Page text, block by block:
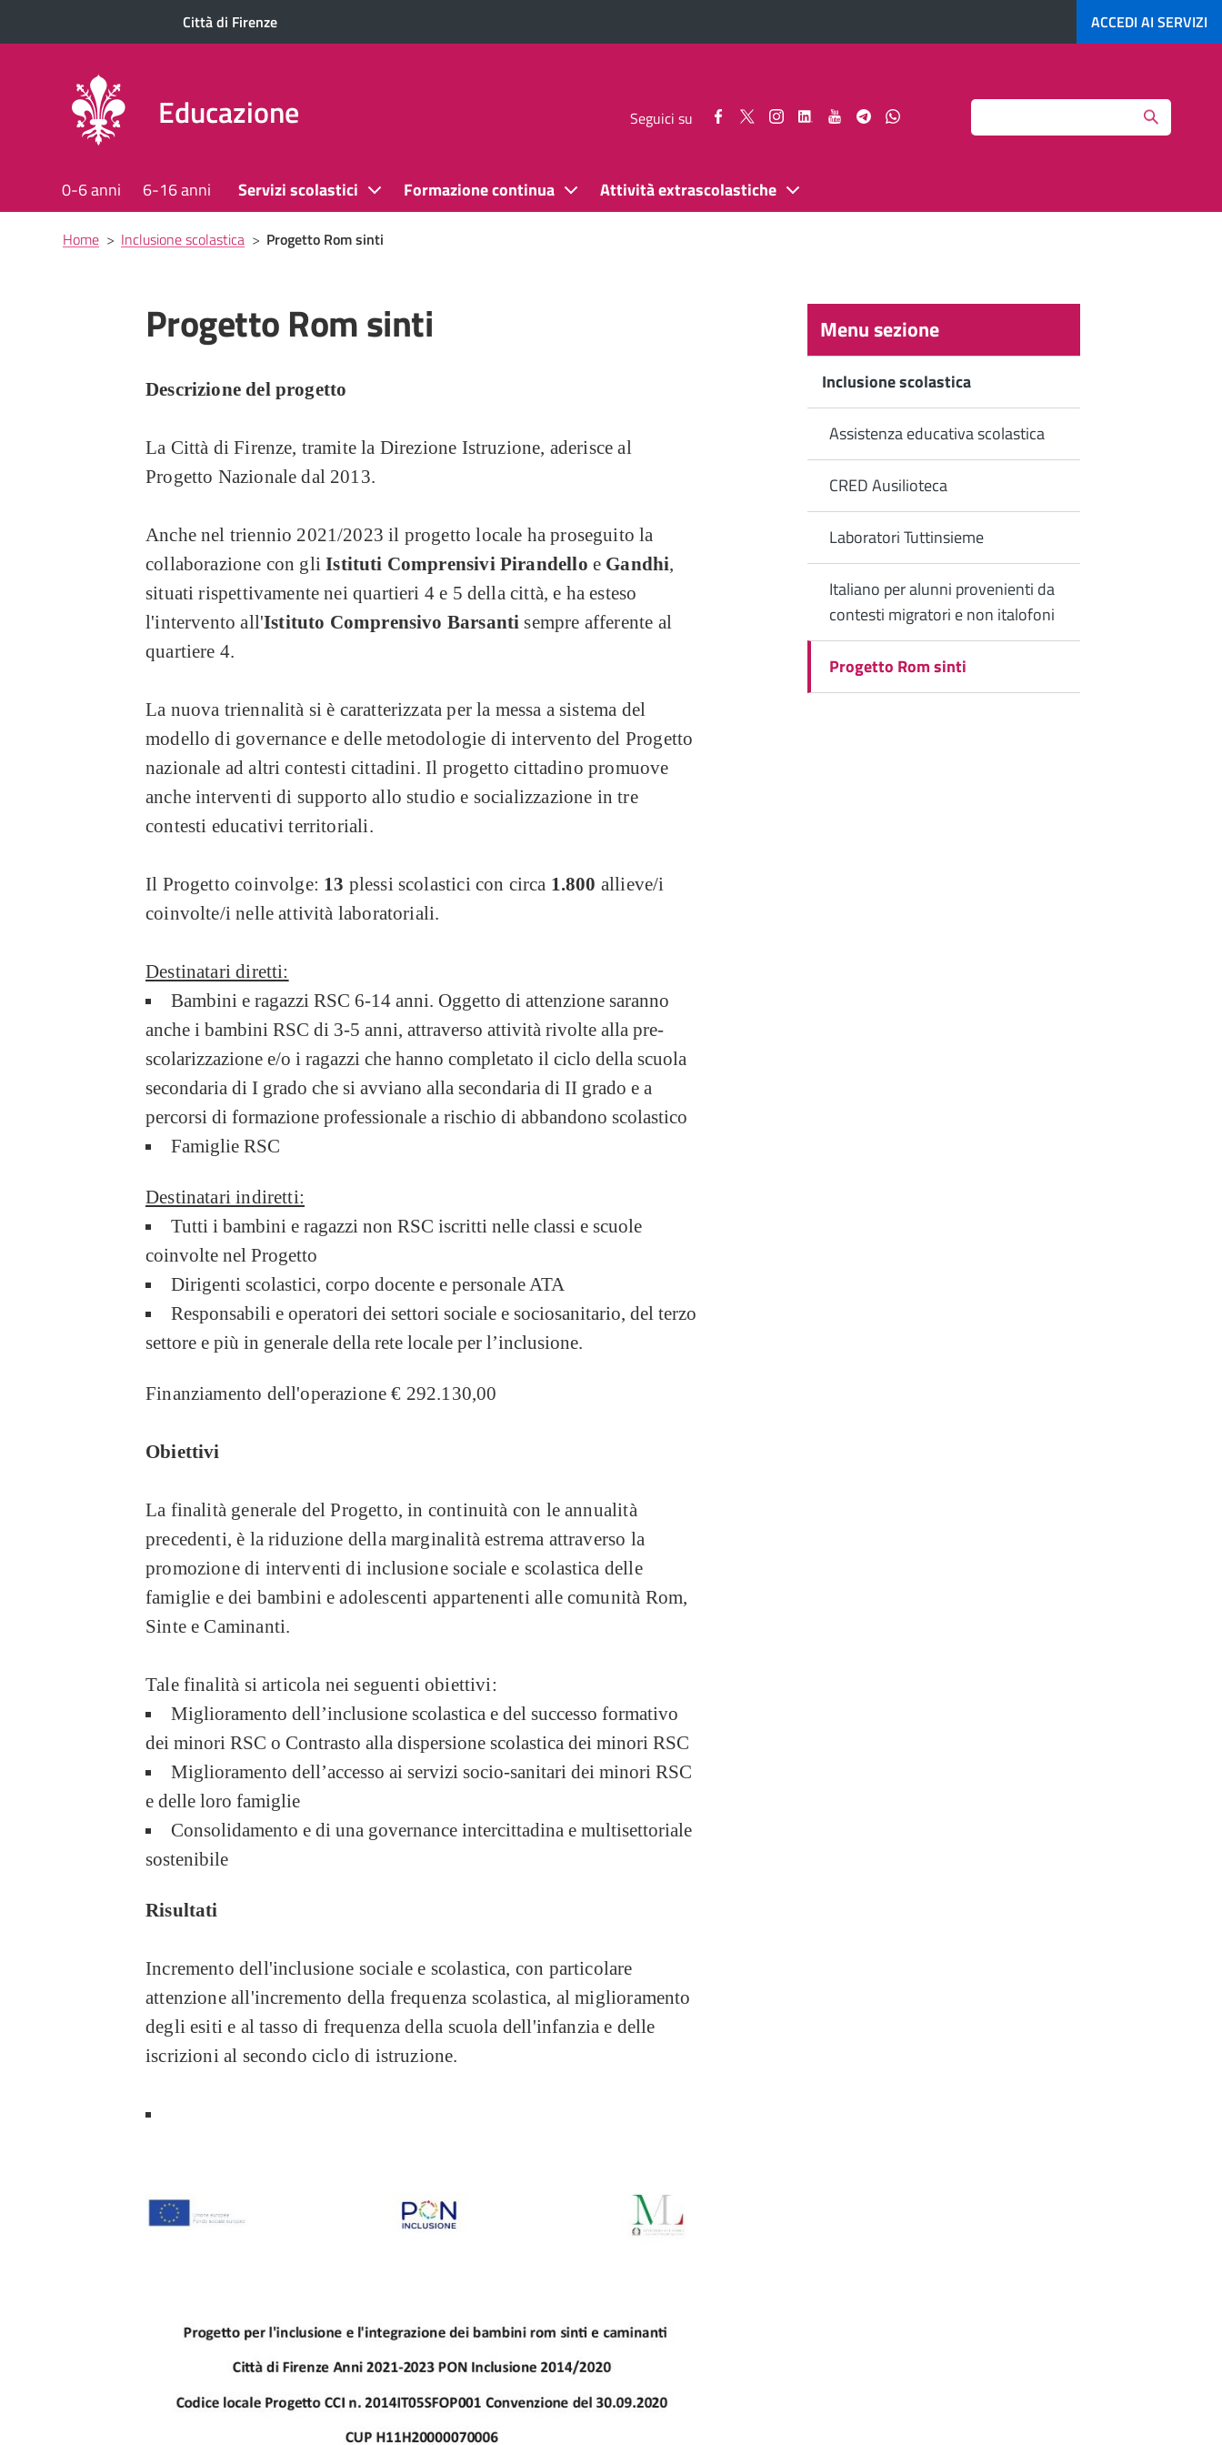
Città di Firenze ACCEDI AI SERVIZI
Educazione Seguici su
Seguici SeguiciSeguici Seguici SeguiciSeguiciSeguici
Search
0-6 anni 6-16 anni Servizi scolastici Formazione continua Attività extrascolastiche
Briciole
di
Home> Inclusione scolastica> Progetto Rom sinti
Progetto Rom sinti
Descrizione del progetto
La Città di Firenze, tramite la Direzione Istruzione, aderisce al
Progetto Nazionale dal 2013.
Anche nel triennio 2021/2023 il progetto locale ha proseguito la
collaborazione con gliIstituti Comprensivi Pirandello e Gandhi,
situati rispettivamente nei quartieri 4 e 5 della città, e ha esteso
l'intervento all'Istituto Comprensivo Barsanti sempre afferente al
quartiere 4.
La nuova triennalità si è caratterizzata per la messa a sistema del
modello di governance e delle metodologie di intervento del Progetto
nazionale ad altri contesti cittadini. Il progetto cittadino promuove
anche interventi di supporto allo studio e socializzazione in tre
contesti educativi territoriali.
Il Progetto coinvolge: 13 plessi scolastici con circa 1.800 allieve/i
coinvolte/i nelle attività laboratoriali.
Destinatari diretti:
Bambini e ragazzi RSC 6-14 anni. Oggetto di attenzione saranno
anche i bambini RSC di 3-5 anni, attraverso attività rivolte alla pre-
scolarizzazione e/o i ragazzi che hanno completato il ciclo della scuola
secondaria di I grado che si avviano alla secondaria di II grado e a
percorsi di formazione professionale a rischio di abbandono scolastico
Famiglie RSC
Destinatari indiretti:
Tutti i bambini e ragazzi non RSC iscritti nelle classi e scuole
coinvolte nel Progetto
Dirigenti scolastici, corpo docente e personale ATA
Responsabili e operatori dei settori sociale e sociosanitario, del terzo
settore e più in generale della rete locale per l’inclusione.
Finanziamento dell'operazione € 292.130,00
Obiettivi
La finalità generale del Progetto, in continuità con le annualità
precedenti, è la riduzione della marginalità estrema attraverso la
promozione di interventi di inclusione sociale e scolastica delle
famiglie e dei bambini e adolescenti appartenenti alle comunità Rom,
Sinte e Caminanti.
Tale finalità si articola nei seguenti obiettivi:
Miglioramento dell’inclusione scolastica e del successo formativo
dei minori RSC o Contrasto alla dispersione scolastica dei minori RSC
Miglioramento dell’accesso ai servizi socio-sanitari dei minori RSC
e delle loro famiglie
Consolidamento e di una governance intercittadina e multisettoriale
sostenibile
Risultati
Incremento dell'inclusione sociale e scolastica, con particolare
attenzione all'incremento della frequenza scolastica, al miglioramento
degli esiti e al tasso di frequenza della scuola dell'infanzia e delle
iscrizioni al secondo ciclo di istruzione.
Menu sezione
Inclusione scolastica
Assistenza educativa scolastica
CRED Ausilioteca
Laboratori Tuttinsieme
Italiano per alunni provenienti da
contesti migratori e non italofoni
Progetto Rom sinti